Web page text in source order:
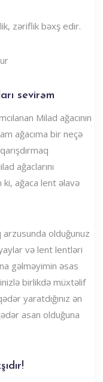
zəriflik bəxş edir.
sevirəm
Milad ağacının
ağacıma bir neçə
ağaclarını
ağaca lent əlavə
arzusunda olduğunuz
və lent lentləri
gəlməyimin əsas
birlikdə müxtəlif
yaratdığınız ən
asan olduğuna